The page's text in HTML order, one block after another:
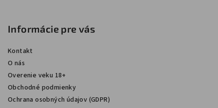
Informácie pre vás
Kontakt
O nás
Overenie veku 18+
Obchodné podmienky
Ochrana osobných údajov (GDPR)